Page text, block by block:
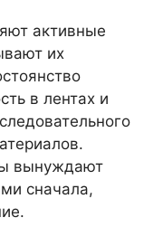
активные
их
в лентах и
вынуждают
сначала,